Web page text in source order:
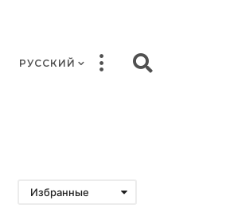
РУССКИЙ
Избранные